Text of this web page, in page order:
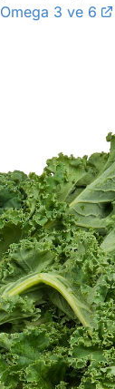
Omega 3 ve 6